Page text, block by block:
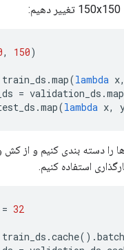
, 150)
train_ds .map(lambda x,
= validation_ds .map
.map(lambda x,
ها را دسته بندی کنیم و از
استفاده کنیم.
= 32
train_ds .cache().batch